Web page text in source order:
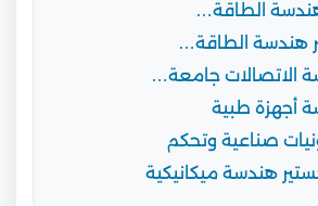
الطاقة…
هندسة الطاقة…
الاتصالات جامعة…
أجهزة طبية
صناعية وتحكم
هندسة ميكانيكية